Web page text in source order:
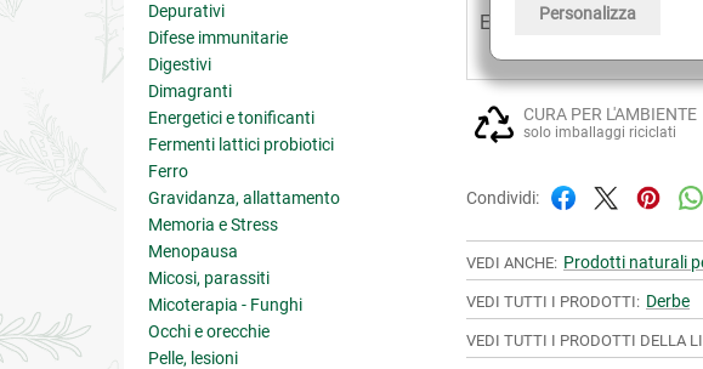
Personalizza
Depurativi
Difese immunitarie
Digestivi
Dimagranti
Energetici e tonificanti
Fermenti lattici probiotici
Ferro
Gravidanza, allattamento
Memoria e Stress
Menopausa
Micosi, parassiti
Micoterapia - Funghi
Occhi e orecchie
Pelle, lesioni
Essendo un olio, può
CURA PER L'AMBIENTE
solo imballaggi riciclati
Condividi:
VEDI ANCHE: Prodotti naturali
VEDI TUTTI I PRODOTTI: Derbe
VEDI TUTTI I PRODOTTI DELLA